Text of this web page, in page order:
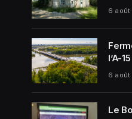
6
l’A-
6
Le